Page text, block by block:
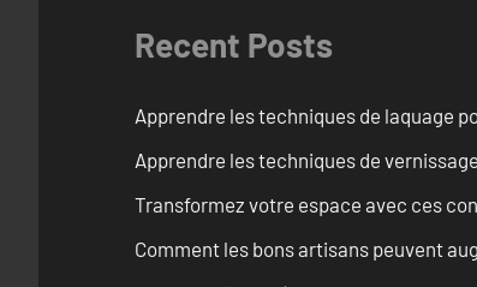
Recent Posts
Apprendre les techniques de laquage
Apprendre les techniques de
Transformez votre espace avec ces
Comment les bons artisans peuvent